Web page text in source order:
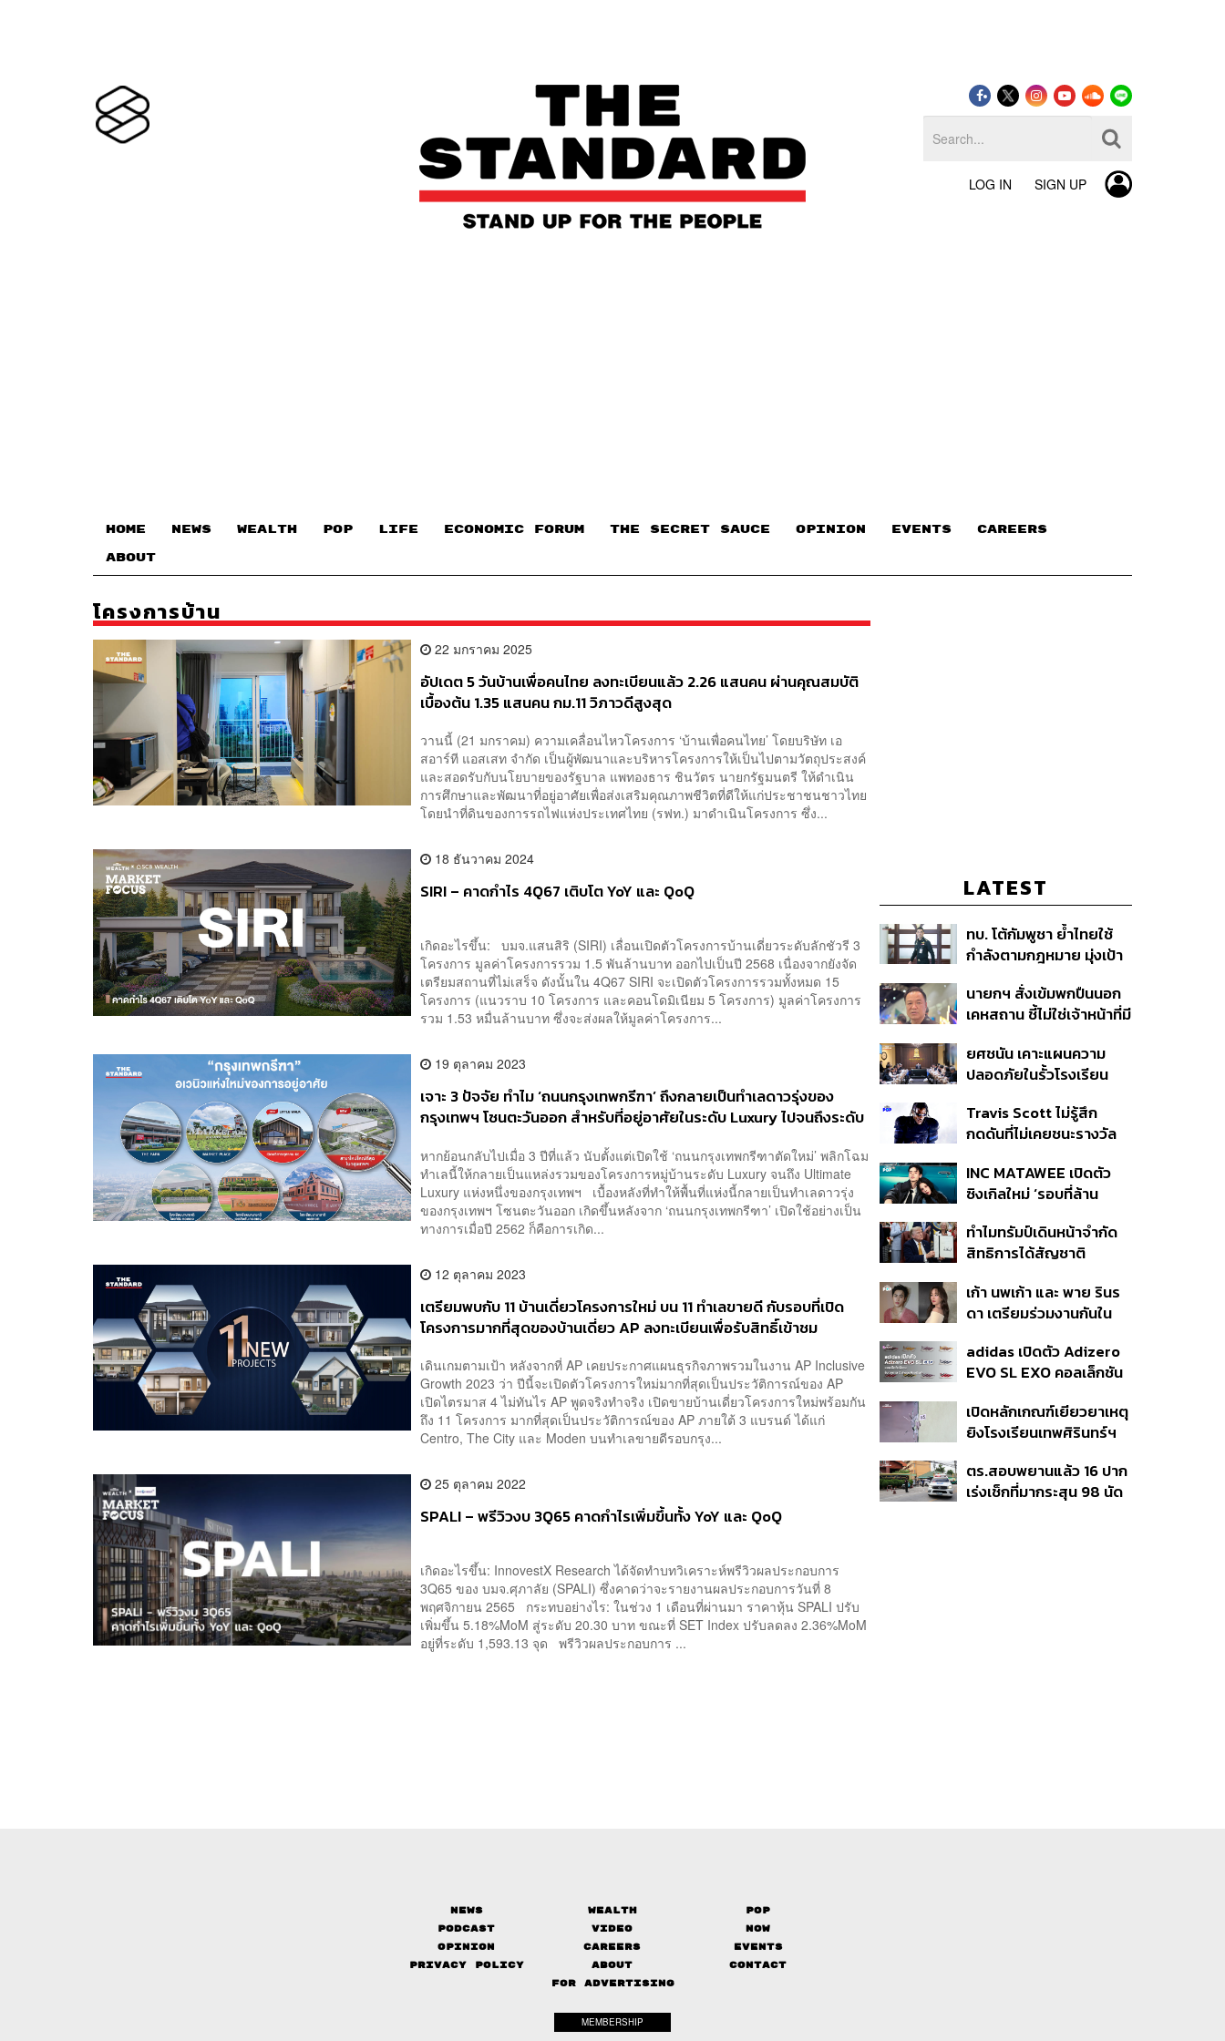
LOG IN SIGN UP
HOME NEWS WEALTH POP LIFE ECONOMIC FORUM THE SECRET SAUCE​ OPINION EVENTS CAREERS
ABOUT
โครงการบ้าน
22 มกราคม 2025
อัปเดต 5 วันบ้านเพื่อคนไทย ลงทะเบียนแล้ว 2.26 แสนคน ผ่านคุณสมบัติ
เบื้องต้น 1.35 แสนคน กม.11 วิภาวดีสูงสุด
วานนี้ (21 มกราคม) ความเคลื่อนไหวโครงการ ‘บ้านเพื่อคนไทย’ โดยบริษัท เอ
สอาร์ที แอสเสท จำกัด เป็นผู้พัฒนาและบริหารโครงการให้เป็นไปตามวัตถุประสงค์
และสอดรับกับนโยบายของรัฐบาล แพทองธาร ชินวัตร นายกรัฐมนตรี ให้ดำเนิน
การศึกษาและพัฒนาที่อยู่อาศัยเพื่อส่งเสริมคุณภาพชีวิตที่ดีให้แก่ประชาชนชาวไทย
โดยนำที่ดินของการรถไฟแห่งประเทศไทย (รฟท.) มาดำเนินโครงการ ซึ่ง...
18 ธันวาคม 2024
SIRI – คาดกำไร 4Q67 เติบโต YoY และ QoQ
เกิดอะไรขึ้น: บมจ.แสนสิริ (SIRI) เลื่อนเปิดตัวโครงการบ้านเดี่ยวระดับลักชัวรี 3
โครงการ มูลค่าโครงการรวม 1.5 พันล้านบาท ออกไปเป็นปี 2568 เนื่องจากยังจัด
เตรียมสถานที่ไม่เสร็จ ดังนั้นใน 4Q67 SIRI จะเปิดตัวโครงการรวมทั้งหมด 15
โครงการ (แนวราบ 10 โครงการ และคอนโดมิเนียม 5 โครงการ) มูลค่าโครงการ
รวม 1.53 หมื่นล้านบาท ซึ่งจะส่งผลให้มูลค่าโครงการ...
19 ตุลาคม 2023
เจาะ 3 ปัจจัย ทำไม ‘ถนนกรุงเทพกรีฑา’ ถึงกลายเป็นทำเลดาวรุ่งของ
กรุงเทพฯ โซนตะวันออก สำหรับที่อยู่อาศัยในระดับ Luxury ไปจนถึงระดับ
หากย้อนกลับไปเมื่อ 3 ปีที่แล้ว นับตั้งแต่เปิดใช้ ‘ถนนกรุงเทพกรีฑาตัดใหม่’ พลิกโฉม
ทำเลนี้ให้กลายเป็นแหล่งรวมของโครงการหมู่บ้านระดับ Luxury จนถึง Ultimate
Luxury แห่งหนึ่งของกรุงเทพฯ เบื้องหลังที่ทำให้พื้นที่แห่งนี้กลายเป็นทำเลดาวรุ่ง
ของกรุงเทพฯ โซนตะวันออก เกิดขึ้นหลังจาก ‘ถนนกรุงเทพกรีฑา’ เปิดใช้อย่างเป็น
ทางการเมื่อปี 2562 ก็คือการเกิด...
12 ตุลาคม 2023
เตรียมพบกับ 11 บ้านเดี่ยวโครงการใหม่ บน 11 ทำเลขายดี กับรอบที่เปิด
โครงการมากที่สุดของบ้านเดี่ยว AP ลงทะเบียนเพื่อรับสิทธิ์เข้าชม
เดินเกมตามเป้า หลังจากที่ AP เคยประกาศแผนธุรกิจภาพรวมในงาน AP Inclusive
Growth 2023 ว่า ปีนี้จะเปิดตัวโครงการใหม่มากที่สุดเป็นประวัติการณ์ของ AP
เปิดไตรมาส 4 ไม่ทันไร AP พูดจริงทำจริง เปิดขายบ้านเดี่ยวโครงการใหม่พร้อมกัน
ถึง 11 โครงการ มากที่สุดเป็นประวัติการณ์ของ AP ภายใต้ 3 แบรนด์ ได้แก่
Centro, The City และ Moden บนทำเลขายดีรอบกรุง...
25 ตุลาคม 2022
SPALI – พรีวิวงบ 3Q65 คาดกำไรเพิ่มขึ้นทั้ง YoY และ QoQ
เกิดอะไรขึ้น: InnovestX Research ได้จัดทำบทวิเคราะห์พรีวิวผลประกอบการ
3Q65 ของ บมจ.ศุภาลัย (SPALI) ซึ่งคาดว่าจะรายงานผลประกอบการวันที่ 8
พฤศจิกายน 2565 กระทบอย่างไร: ในช่วง 1 เดือนที่ผ่านมา ราคาหุ้น SPALI ปรับ
เพิ่มขึ้น 5.18%MoM สู่ระดับ 20.30 บาท ขณะที่ SET Index ปรับลดลง 2.36%MoM
อยู่ที่ระดับ 1,593.13 จุด พรีวิวผลประกอบการ ...
LATEST
ทบ. โต้กัมพูชา ย้ำไทยใช้
กำลังตามกฎหมาย มุ่งเป้า
หายไทยไม่อาจลบด้วย
ข้อมูลบิดเบือน
นายกฯ สั่งเข้มพกปืนนอก
เคหสถาน ชี้ไม่ใช่เจ้าหน้าที่มี
ก่อเหตุ เจ้าของร่วมรับผิด
ยศชนัน เคาะแผนความ
ปลอดภัยในรั้วโรงเรียน
ดูแล-คุมเข้มคัดกรองสิ่ง
ผิดกฎหมาย
Travis Scott ไม่รู้สึก
กดดันที่ไม่เคยชนะรางวัล
แล้ว 10 ครั้ง
INC MATAWEE เปิดตัว
ซิงเกิลใหม่ ‘รอบที่ล้าน
มาแสดงในมิวสิกวิดีโอ
ทำไมทรัมป์เดินหน้าจำกัด
สิทธิการได้สัญชาติ
แม้ศาลสูงสุดเคยตัดสิน
คัดค้าน
เก้า นพเก้า และ พาย รินร
ดา เตรียมร่วมงานกันใน
Taste In Time’
adidas เปิดตัว Adizero
EVO SL EXO คอลเล็กชัน
Football
เปิดหลักเกณฑ์เยียวยาเหตุ
ยิงโรงเรียนเทพศิรินทร์ฯ
เจ็บสูงสุด 1 แสน เยียวยา
จิตใจ 5 ระดับ
ตร.สอบพยานแล้ว 16 ปาก
เร่งเช็กที่มากระสุน 98 นัด
News Wealth
Pop
Podcast
Video
Now
Opinion
Careers
Events
Privacy Policy
About
Contact
FOR ADVERTISING
MEMBERSHIP